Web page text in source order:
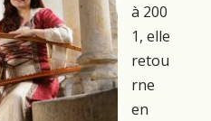
à 200
1, elle
retou
rne
en